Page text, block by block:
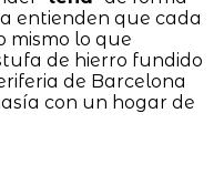
entienden que cada
mismo lo que
de hierro fundido
de Barcelona
con un hogar de